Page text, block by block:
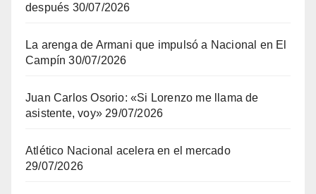
después 30/07/2026
La arenga de Armani que impulsó a Nacional en El
Campín 30/07/2026
Juan Carlos Osorio: «Si Lorenzo me llama de
asistente, voy» 29/07/2026
Atlético Nacional acelera en el mercado
29/07/2026